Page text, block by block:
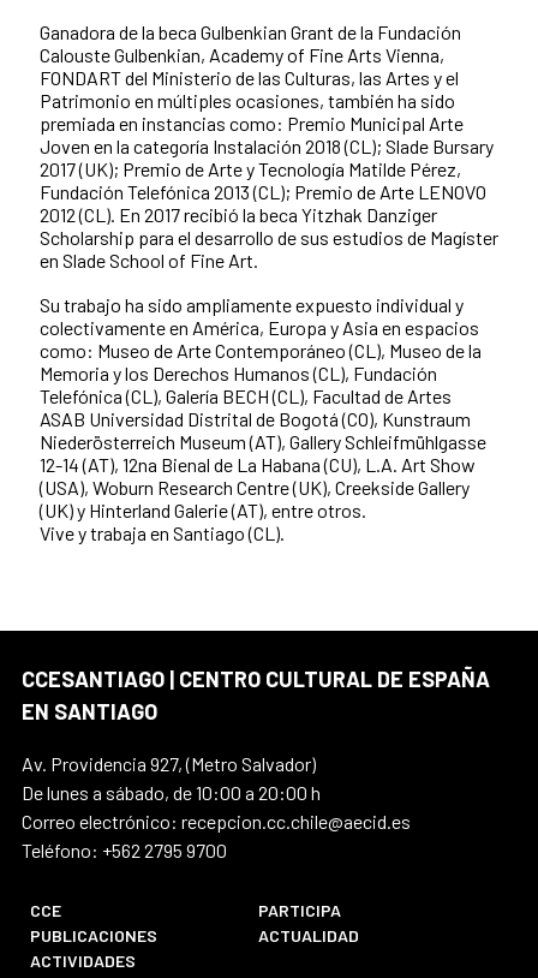
Ganadora de la beca Gulbenkian Grant de la Fundación
Calouste Gulbenkian, Academy of Fine Arts Vienna,
FONDART del Ministerio de las Culturas, las Artes y el
Patrimonio en múltiples ocasiones, también ha sido
premiada en instancias como: Premio Municipal Arte
Joven en la categoría Instalación 2018 (CL); Slade Bursary
2017 (UK); Premio de Arte y Tecnología Matilde Pérez,
Fundación Telefónica 2013 (CL); Premio de Arte LENOVO
2012 (CL). En 2017 recibió la beca Yitzhak Danziger
Scholarship para el desarrollo de sus estudios de Magíster
en Slade School of Fine Art.
Su trabajo ha sido ampliamente expuesto individual y
colectivamente en América, Europa y Asia en espacios
como: Museo de Arte Contemporáneo (CL), Museo de la
Memoria y los Derechos Humanos (CL), Fundación
Telefónica (CL), Galería BECH (CL), Facultad de Artes
ASAB Universidad Distrital de Bogotá (CO), Kunstraum
Niederösterreich Museum (AT), Gallery Schleifmühlgasse
12-14 (AT), 12na Bienal de La Habana (CU), L.A. Art Show
(USA), Woburn Research Centre (UK), Creekside Gallery
(UK) y Hinterland Galerie (AT), entre otros.
Vive y trabaja en Santiago (CL).
CCESANTIAGO | CENTRO CULTURAL DE ESPAÑA
EN SANTIAGO
Av. Providencia 927, (Metro Salvador)
De lunes a sábado, de 10:00 a 20:00 h
Correo electrónico: recepcion.cc.chile@aecid.es
Teléfono: +562 2795 9700
CCE
PARTICIPA
PUBLICACIONES
ACTUALIDAD
ACTIVIDADES